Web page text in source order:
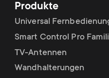
Produkte
Universal
Smart Control Pro
TV-Antennen
Wandhalterungen